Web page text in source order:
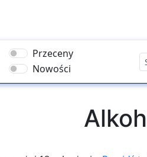
Przeceny
Nowości